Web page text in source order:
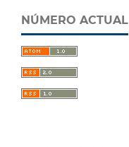
NÚMERO ACTUAL